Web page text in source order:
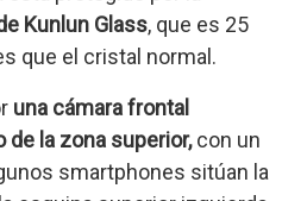
Kunlun Glass, que es 25
que el cristal normal.
una cámara frontal
de la zona superior,con un
smartphones sitúan la